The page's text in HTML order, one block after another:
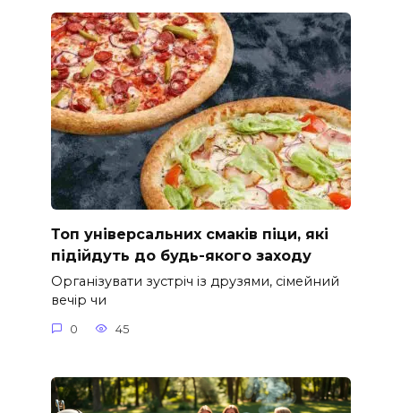
Топ універсальних смаків піци, які
підійдуть до будь-якого заходу
Організувати зустріч із друзями, сімейний
вечір чи
0 45